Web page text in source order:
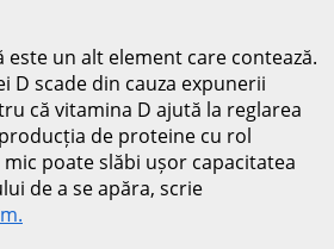
este un alt element care contează.
D scade din cauza expunerii
că vitamina D ajută la reglarea
de proteine cu rol
poate slăbi ușor capacitatea
de a se apăra, scrie